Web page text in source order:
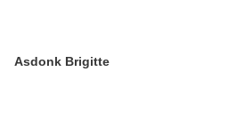
Asdonk Brigitte